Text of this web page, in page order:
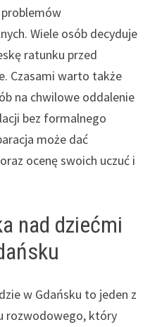
Wiele osób decyduje
ratunku przed
Czasami warto także
na chwilowe oddalenie
bez formalnego
może dać
ocenę swoich uczuć i
nad dziećmi
w Gdańsku to jeden z
rozwodowego, który